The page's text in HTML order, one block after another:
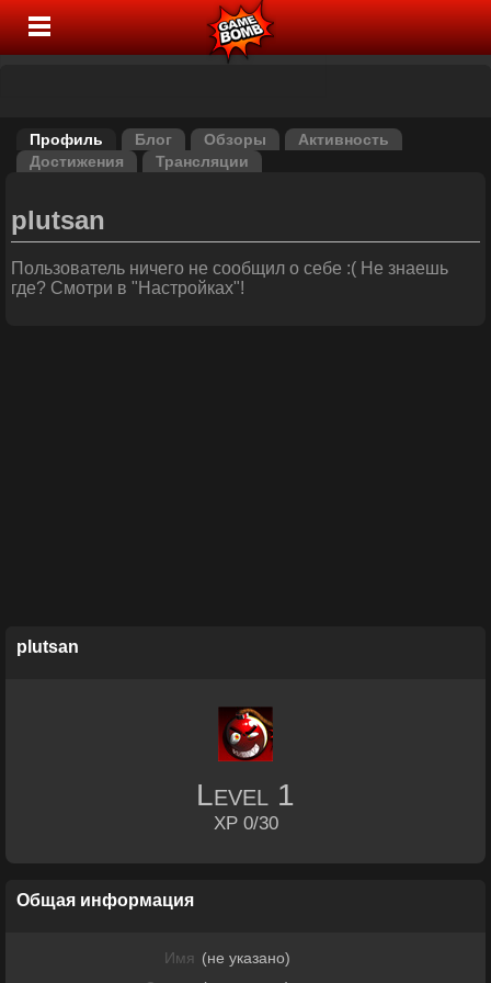
Профиль Блог Обзоры
Активность
Достижения
Трансляции
plutsan
Пользователь ничего не сообщил о себе :( Не знаешь
где? Смотри в "Настройках"!
plutsan
Level 1
XP 0/30
Общая информация
Имя (не указано)